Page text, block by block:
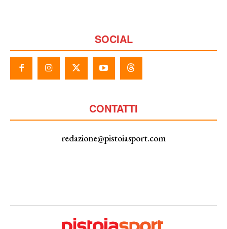
SOCIAL
CONTATTI
redazione@pistoiasport.com